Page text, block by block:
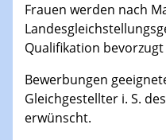
Frauen werden nach
Qualifikation
Bewerbungen
Gleichgestellter i. S.
erwünscht.